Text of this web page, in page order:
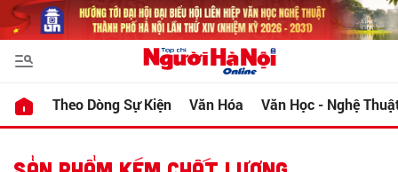
Theo Dòng Sự Kiện Văn Hóa Văn Học - Nghệ